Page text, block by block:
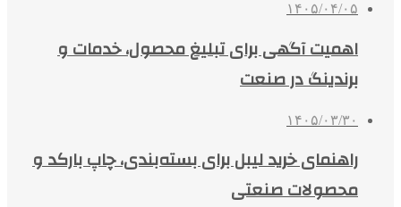
۱۴۰۵/۰۴/۰۵
اهمیت آگهی برای تبلیغ محصول، خدمات و
برندینگ در صنعت
۱۴۰۵/۰۳/۳۰
راهنمای خرید لیبل برای بسته‌بندی، چاپ بارکد و
محصولات صنعتی